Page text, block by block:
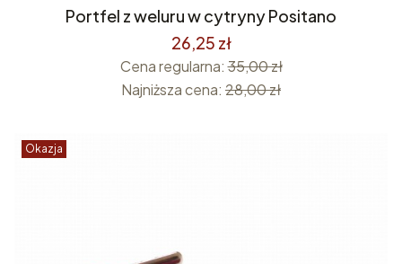
Portfel z weluru w cytryny Positano
26,25 zł
Cena regularna: 35,00 zł
Najniższa cena: 28,00 zł
Okazja